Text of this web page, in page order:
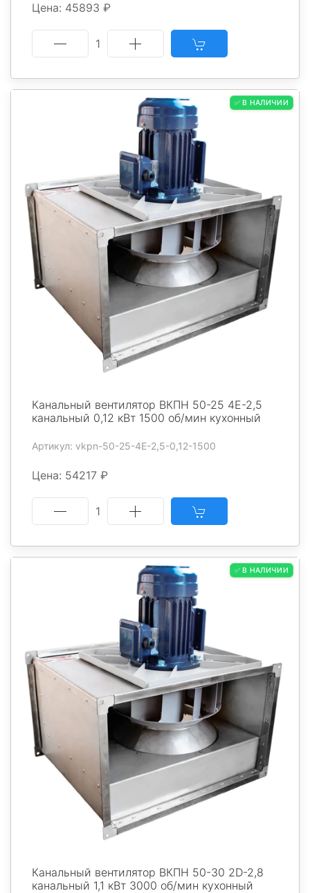
Цена: 45893 ₽
1
✅ В НАЛИЧИИ
Канальный вентилятор ВКПН 50-25 4E-2,5
канальный 0,12 кВт 1500 об/мин кухонный
Артикул: vkpn-50-25-4E-2,5-0,12-1500
Цена: 54217 ₽
1
✅ В НАЛИЧИИ
Канальный вентилятор ВКПН 50-30 2D-2,8
канальный 1,1 кВт 3000 об/мин кухонный